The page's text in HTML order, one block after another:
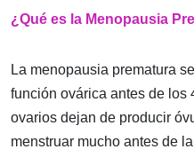
¿Qué es la Menopausia
La menopausia prematura
función ovárica antes de los
ovarios dejan de producir
menstruar mucho antes de